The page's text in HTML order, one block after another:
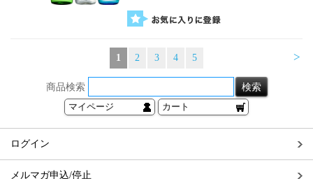
>
1 2 3 4 5
商品検索
マイページ カート
ログイン
メルマガ申込/停止